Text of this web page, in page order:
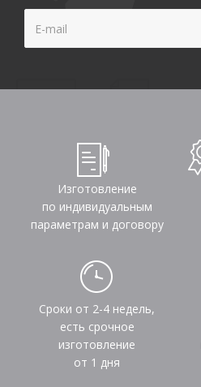
Изготовление
по индивидуальным
параметрам и договору
Сроки от 2-4 недель,
есть срочное
изготовление
от 1 дня